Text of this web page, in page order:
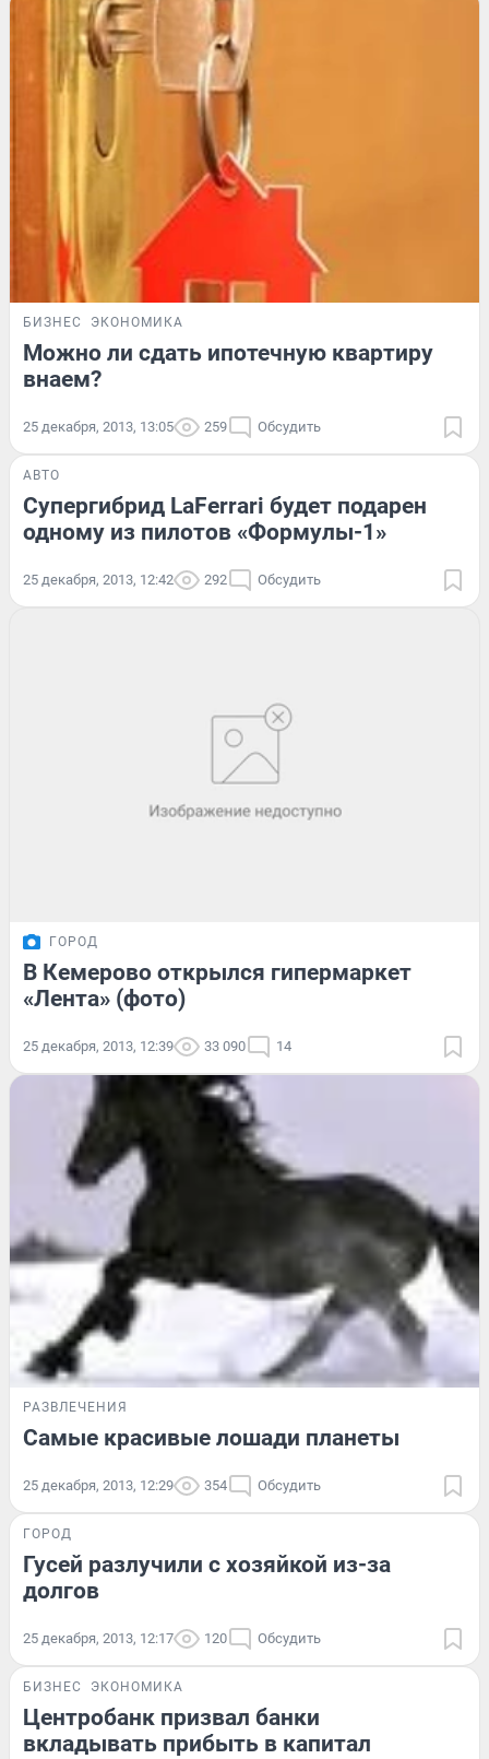
БИЗНЕС ЭКОНОМИКА
Можно ли сдать ипотечную квартиру
внаем?
25 декабря, 2013, 13:05 259 Обсудить
АВТО
Супергибрид LaFerrari будет подарен
одному из пилотов «Формулы-1»
25 декабря, 2013, 12:42 292 Обсудить
ГОРОД
В Кемерово открылся гипермаркет
«Лента» (фото)
25 декабря, 2013, 12:39 33 090 14
РАЗВЛЕЧЕНИЯ
Самые красивые лошади планеты
25 декабря, 2013, 12:29 354 Обсудить
ГОРОД
Гусей разлучили с хозяйкой из-за
долгов
25 декабря, 2013, 12:17 120 Обсудить
БИЗНЕС ЭКОНОМИКА
Центробанк призвал банки
вкладывать прибыть в капитал